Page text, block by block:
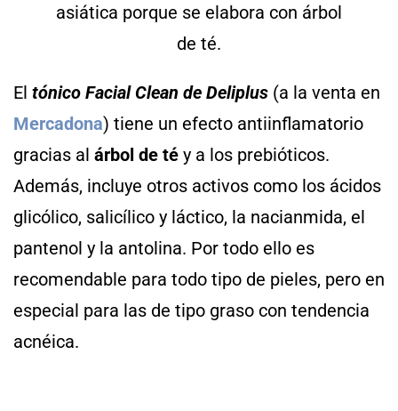
El tónico Facial Clean de Deliplus (a la venta en
Mercadona) tiene un efecto antiinflamatorio
gracias al árbol de té y a los prebióticos.
Además, incluye otros activos como los ácidos
glicólico, salicílico y láctico, la nacianmida, el
pantenol y la antolina. Por todo ello es
recomendable para todo tipo de pieles, pero en
especial para las de tipo graso con tendencia
acnéica.